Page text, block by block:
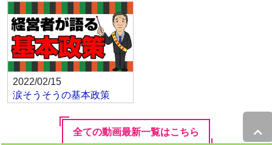
2022/02/15
涙そうそうの基本政策
全ての動画最新一覧はこちら